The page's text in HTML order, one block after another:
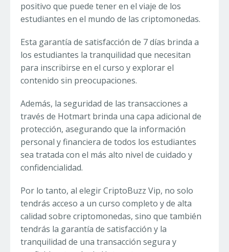
positivo que puede tener en el viaje de los
estudiantes en el mundo de las criptomonedas.
Esta garantía de satisfacción de 7 días brinda a
los estudiantes la tranquilidad que necesitan
para inscribirse en el curso y explorar el
contenido sin preocupaciones.
Además, la seguridad de las transacciones a
través de Hotmart brinda una capa adicional de
protección, asegurando que la información
personal y financiera de todos los estudiantes
sea tratada con el más alto nivel de cuidado y
confidencialidad.
Por lo tanto, al elegir CriptoBuzz Vip, no solo
tendrás acceso a un curso completo y de alta
calidad sobre criptomonedas, sino que también
tendrás la garantía de satisfacción y la
tranquilidad de una transacción segura y